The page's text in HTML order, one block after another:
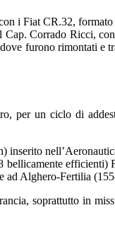
i Fiat CR.32, formato
Corrado Ricci,
furono rimontati
per un ciclo di
inserito
ad Alghero-Fertilia
soprattutto in